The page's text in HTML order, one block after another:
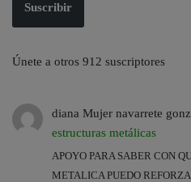
Suscribir
Únete a otros 912 suscriptores
diana Mujer navarrete
estructuras metálicas
APOYO PARA SABER CON
METALICA PUEDO